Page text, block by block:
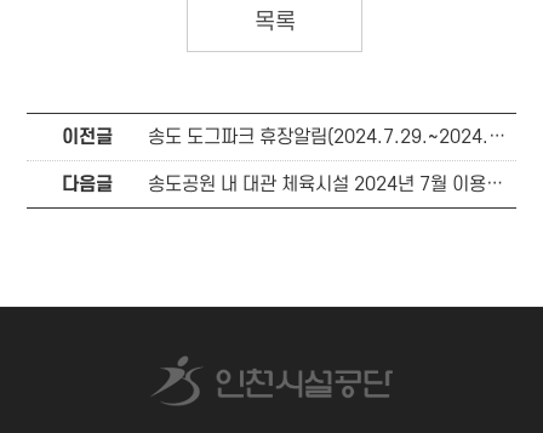
목록
이전글 송도 도그파크 휴장알림(2024.7.29.~2024.8.6.)
다음글 송도공원 내 대관 체육시설 2024년 7월 이용안내(2024.7.1.~ 7.31.)